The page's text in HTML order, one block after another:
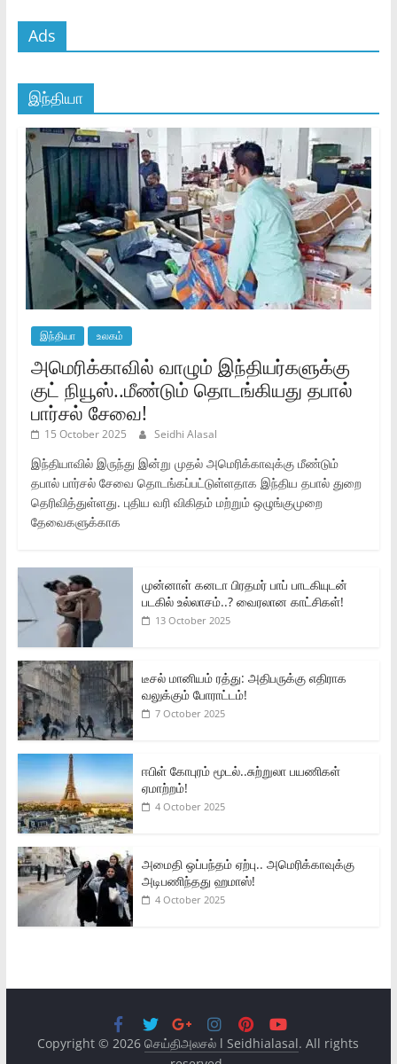
Ads
இந்தியா
இந்தியா உலகம்
அமெரிக்காவில் வாழும் இந்தியர்களுக்கு
குட் நியூஸ்..மீண்டும் தொடங்கியது தபால்
பார்சல் சேவை!
15 October 2025 Seidhi Alasal
இந்தியாவில் இருந்து இன்று முதல் அமெரிக்காவுக்கு மீண்டும்
தபால் பார்சல் சேவை தொடங்கப்பட்டுள்ளதாக இந்திய தபால் துறை
தெரிவித்துள்ளது. புதிய வரி விகிதம் மற்றும் ஒழுங்குமுறை
தேவைகளுக்காக
முன்னாள் கனடா பிரதமர் பாப் பாடகியுடன்
படகில் உல்லாசம்..? வைரலான காட்சிகள்!
13 October 2025
டீசல் மானியம் ரத்து: அதிபருக்கு எதிராக
வலுக்கும் போராட்டம்!
7 October 2025
ஈபிள் கோபுரம் மூடல்..சுற்றுலா பயணிகள்
ஏமாற்றம்!
4 October 2025
அமைதி ஒப்பந்தம் ஏற்பு.. அமெரிக்காவுக்கு
அடிபணிந்தது ஹமாஸ்!
4 October 2025
Copyright © 2026செய்திஅலசல் l Seidhialasal. All rights